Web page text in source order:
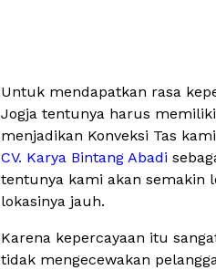
Untuk mendapatkan rasa
Jogja tentunya harus
menjadikan Konveksi Tas
CV. Karya Bintang Abadi
tentunya kami akan semakin
lokasinya jauh.
Karena kepercayaan itu
tidak mengecewakan